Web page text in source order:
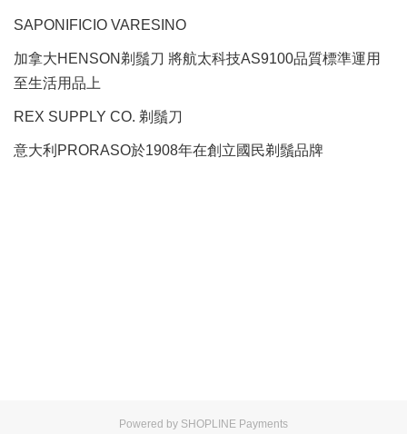
SAPONIFICIO VARESINO
加拿大HENSON剃鬚刀 將航太科技AS9100品質標準運用
至生活用品上
REX SUPPLY CO. 剃鬚刀
意大利PRORASO於1908年在創立國民剃鬚品牌
Powered by SHOPLINE Payments